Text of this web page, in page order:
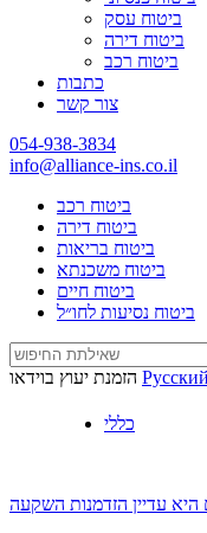
ביטוח עסק
ביטוח דירה
ביטוח רכב
כתבות
צור קשר
054-938-3834
info@alliance-ins.co.il
ביטוח רכב
ביטוח דירה
ביטוח בריאות
ביטוח משכנתא
ביטוח חיים
ביטוח נסיעות לחו״ל
הזמנת יעוץ בוידאו Русский
כללי